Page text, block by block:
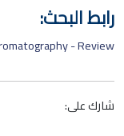
رابط البحث:
- Review.
شارك على: